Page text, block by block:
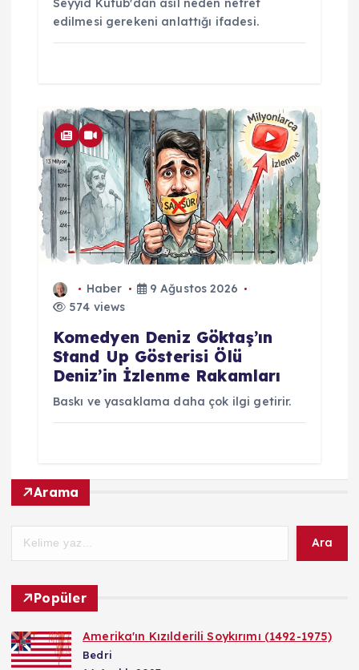
Seyyid Kutub'dan asıl neden nefret
edilmesi gerekeni anlattığı ifadesi.
Haber
9 Ağustos 2026
574 views
Komedyen Deniz Göktaş’ın
Stand Up Gösterisi Ölü
Deniz’in İzlenme Rakamları
Baskı ve yasaklama daha çok ilgi getirir.
Arama
Ara
Popüler
Amerika'ın Kızılderili Soykırımı (1492-1975)
Bedri